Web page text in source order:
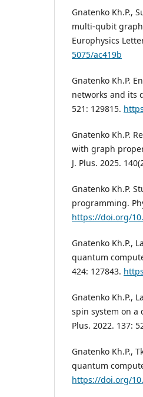
Gnatenko Kh.P.,
multi-qubit
Europhysics
5075/ac419b
Gnatenko Kh.P.
networks and its
521: 129815.
Gnatenko Kh.P.
with graph
J. Plus. 2025.
Gnatenko Kh.P.
programming.
https://doi.org/
Gnatenko Kh.P.,
quantum
424: 127843.
Gnatenko Kh.P.,
spin system on a
Plus. 2022. 137:
Gnatenko Kh.P.,
quantum
https://doi.org/